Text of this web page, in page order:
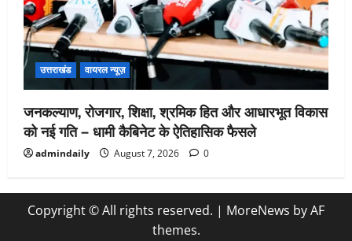
उत्तराखंड वायरल न्यूज़
जनकल्याण, रोजगार, शिक्षा, श्रमिक हित और आधारभूत विकास
को नई गति – धामी कैबिनेट के ऐतिहासिक फैसले
admindaily August 7, 2026 0
Copyright © All rights reserved. | MoreNews by AF
themes.